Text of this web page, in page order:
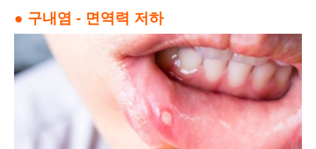
● 구내염 - 면역력 저하